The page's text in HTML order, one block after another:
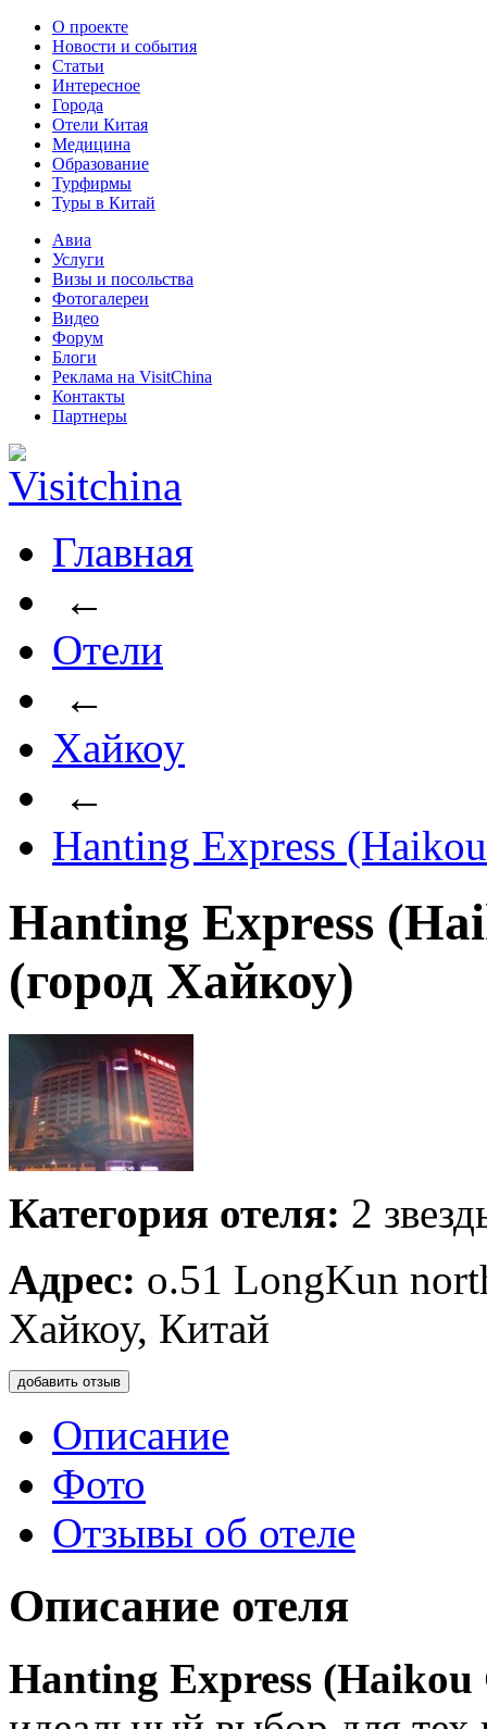
О проекте
Новости и события
Статьи
Интересное
Города
Отели Китая
Медицина
Образование
Турфирмы
Туры в Китай
Авиа
Услуги
Визы и посольства
Фотогалереи
Видео
Форум
Блоги
Реклама на VisitChina
Контакты
Партнеры
Главная
←
Отели
←
Хайкоу
←
Hanting Express
Hanting Express
(город Хайкоу)
Категория отеля: 2
Адрес: o.51 LongKun
Хайкоу, Китай
добавить отзыв
Описание
Фото
Отзывы об отеле
Описание отеля
Hanting Express